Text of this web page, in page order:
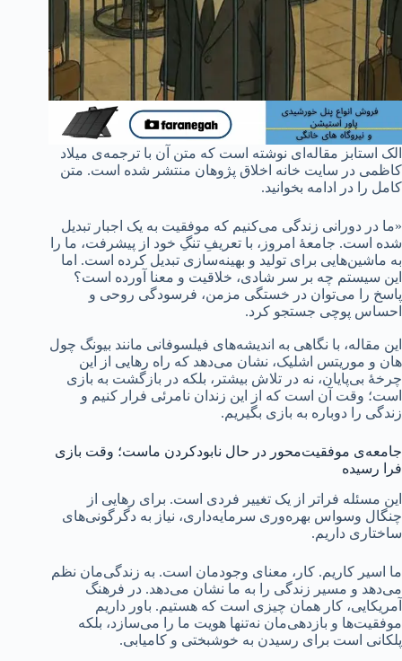
الک استابز مقاله‌ای نوشته است که متن آن با ترجمه‌ی میلاد
کاظمی در سایت خانه اخلاق پژوهان منتشر شده است. متن
کامل را در ادامه بخوانید.
«ما در دورانی زندگی می‌کنیم که موفقیت به یک اجبار تبدیل
شده است. جامعۀ امروز، با تعریفِ تنگِ خود از پیشرفت، ما را
به ماشین‌هایی برای تولید و بهینه‌سازی تبدیل کرده است. اما
این سیستم چه بر سر شادی، خلاقیت و معنا آورده است؟
پاسخ را می‌توان در خستگی مزمن، فرسودگی روحی و
احساس پوچی جستجو کرد.
این مقاله، با نگاهی به اندیشه‌های فیلسوفانی مانند بیونگ چول
هان و موریتس اشلیک، نشان می‌دهد که راه رهایی از این
چرخۀ بی‌پایان، نه در تلاش بیشتر، بلکه در بازگشت به بازی
است؛ وقت آن است که از این زندان نامرئی فرار کنیم و
زندگی را دوباره به بازی بگیریم.
جامعه‌ی موفقیت‌محور در حال نابودکردن ماست؛ وقت بازی
فرا رسیده
این مسئله فراتر از یک تغییر فردی است. برای رهایی از
چنگال وسواس بهره‌وری سرمایه‌داری، نیاز به دگرگونی‌های
ساختاری داریم.
ما اسیر کاریم. کار، معنای وجودمان است. به زندگی‌مان نظم
می‌دهد و مسیر زندگی را به ما نشان می‌دهد. در فرهنگ
آمریکایی، کار همان چیزی است که هستیم. باور داریم
موفقیت‌ها و بازدهی‌مان نه‌تنها هویت ما را می‌سازد، بلکه
پلکانی است برای رسیدن به خوشبختی و کامیابی.